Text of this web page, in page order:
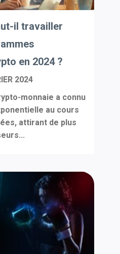
il travailler
en 2024 ?
2024
monnaie a connu
au cours
attirant de plus